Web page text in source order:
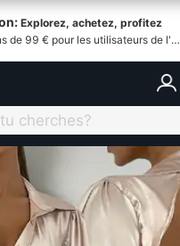
Explorez, achetez, profitez
de 99 € pour les utilisateurs de l'ap